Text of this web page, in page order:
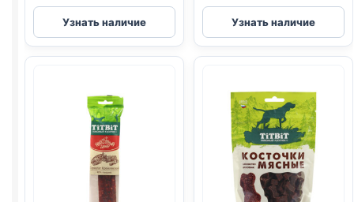
TitBit
(ПЕЧЕНЬ,
ГОВЯДИНА,
Узнать наличие
TitBit
косточки
(МИНИ
ГОВЯЖЬИ)
100г
Узнать наличие